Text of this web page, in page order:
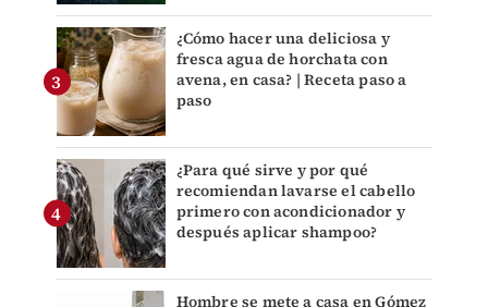
¿Cómo hacer una deliciosa y
fresca agua de horchata con
avena, en casa? | Receta paso a
paso
¿Para qué sirve y por qué
recomiendan lavarse el cabello
primero con acondicionador y
después aplicar shampoo?
Hombre se mete a casa en Gómez